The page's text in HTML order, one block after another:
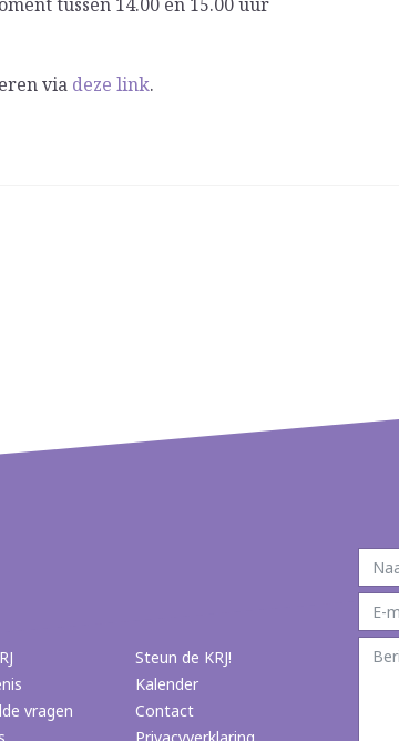
via deze link.
vragen
Steun de KRJ!
Kalender
Contact